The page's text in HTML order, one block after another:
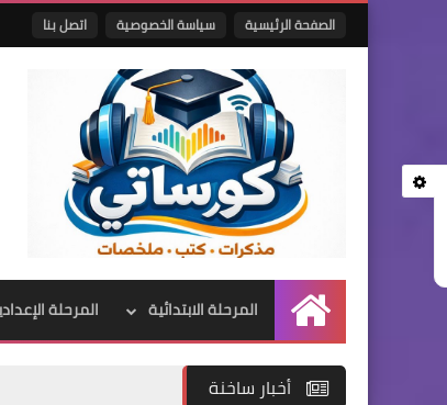
الصفحة الرئيسية سياسة الخصوصية اتصل بنا
الرئيسية
المرحلة الابتدائية المرحلة
أخبار ساخنة